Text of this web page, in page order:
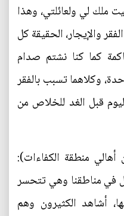
لي ولعائلتي، وهذا
والإيجار، الحقيقة كل
كما كنا نشتم صدام
وكلاهما تسبب بالفقر
قبل الغد للخلاص من
منطقة الكفاءات):
في مناطقنا وهي تتحسر
أشاهد الكثيرون وهم